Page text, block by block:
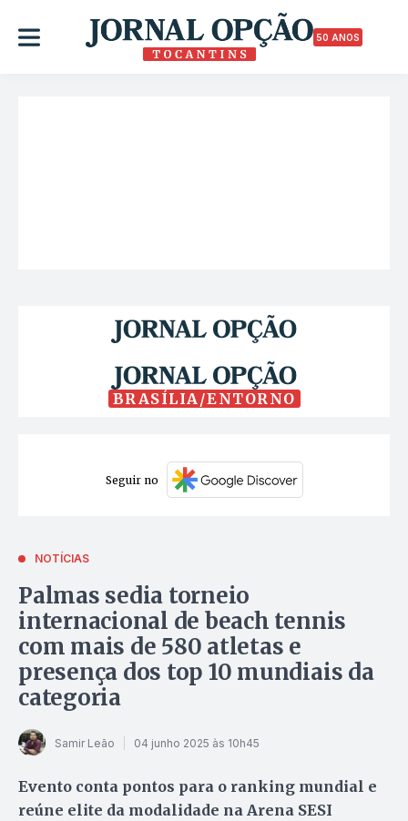
50 ANOS
BRASÍLIA/ENTORNO
Seguir no
NOTÍCIAS
Palmas sedia torneio
internacional de beach tennis
com mais de 580 atletas e
presença dos top 10 mundiais da
categoria
Samir Leão 04 junho 2025 às 10h45
Evento conta pontos para o ranking mundial e
reúne elite da modalidade na Arena SESI